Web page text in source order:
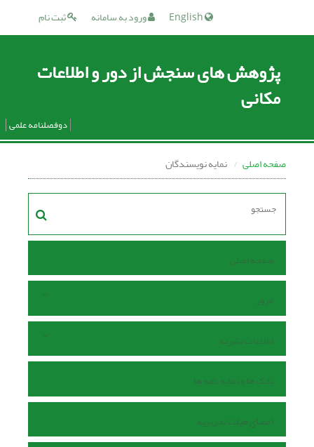
ثبت نام ورود به سامانه
پژوهش های سنجش از دور و اطلاعات
مکانی
دوفصلنامه علمی
صفحه اصلی نمایه نویسندگان
صفحه اصلی
مرور
اطلاعات نشریه
بانک ها و نمایه نامه ها
اعضای هیات تحریریه